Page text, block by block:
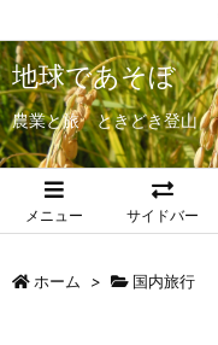
地球であそぼ
農業と旅 ときどき登山
メニュー サイドバー
ホーム > 国内旅行